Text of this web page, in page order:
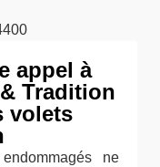
appel à
Tradition
volets
ne